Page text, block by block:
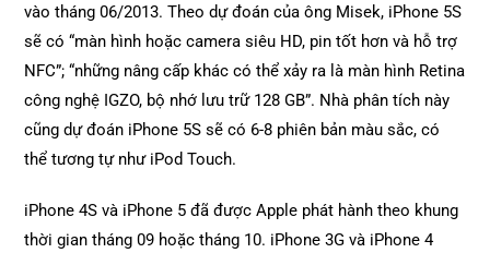
vào tháng 06/2013. Theo dự đoán của ông Misek, iPhone 5S
sẽ có “màn hình hoặc camera siêu HD, pin tốt hơn và hỗ trợ
NFC”; “những nâng cấp khác có thể xảy ra là màn hình Retina
công nghệ IGZO, bộ nhớ lưu trữ 128 GB”. Nhà phân tích này
cũng dự đoán iPhone 5S sẽ có 6-8 phiên bản màu sắc, có
thể tương tự như iPod Touch.
iPhone 4S và iPhone 5 đã được Apple phát hành theo khung
thời gian tháng 09 hoặc tháng 10. iPhone 3G và iPhone 4